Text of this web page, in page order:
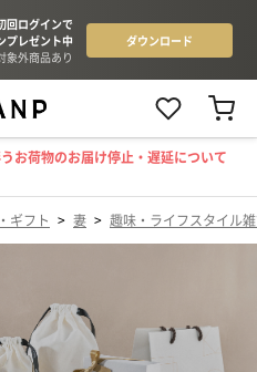
お荷物のお届け停止・遅延について
ギフト > 妻 > 趣味・ライフスタイル